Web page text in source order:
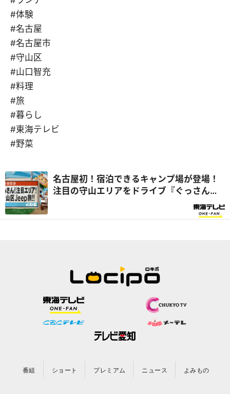
#体験
#名古屋
#名古屋市
#守山区
#山口智充
#料理
#旅
#暮らし
#東海テレビ
#野菜
名古屋初！宿泊できるキャンプ場が登場！
注目の守山エリアをドライブ『ぐっさん
番組 ショート プレミアム ニュース よみもの